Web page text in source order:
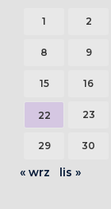
1 2
8 9
15 16
22 23
29 30
« wrz lis »